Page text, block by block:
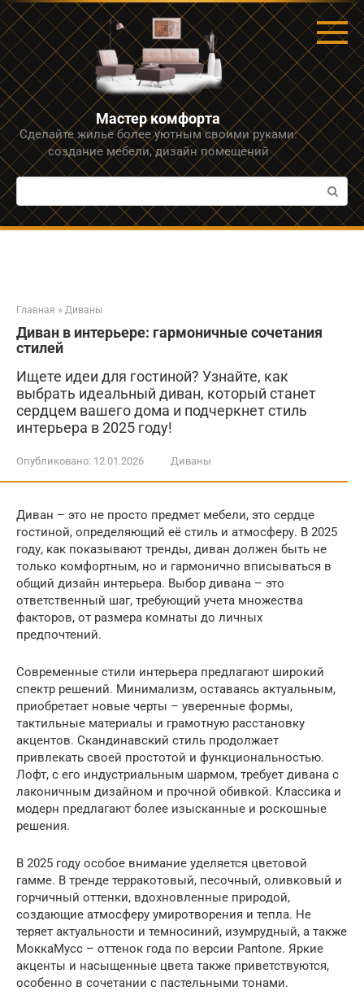
Перейти
к
контенту
Мастер комфорта
Сделайте жилье более уютным своими руками:
создание мебели, дизайн помещений
Поиск:
Главная » Диваны
Диван в интерьере: гармоничные сочетания
стилей
Ищете идеи для гостиной? Узнайте, как
выбрать идеальный диван, который станет
сердцем вашего дома и подчеркнет стиль
интерьера в 2025 году!
Опубликовано: 12.01.2026 Диваны
Диван – это не просто предмет мебели, это сердце
гостиной, определяющий её стиль и атмосферу. В 2025
году, как показывают тренды, диван должен быть не
только комфортным, но и гармонично вписываться в
общий дизайн интерьера. Выбор дивана – это
ответственный шаг, требующий учета множества
факторов, от размера комнаты до личных
предпочтений.
Современные стили интерьера предлагают широкий
спектр решений. Минимализм, оставаясь актуальным,
приобретает новые черты – уверенные формы,
тактильные материалы и грамотную расстановку
акцентов. Скандинавский стиль продолжает
привлекать своей простотой и функциональностью.
Лофт, с его индустриальным шармом, требует дивана с
лаконичным дизайном и прочной обивкой. Классика и
модерн предлагают более изысканные и роскошные
решения.
В 2025 году особое внимание уделяется цветовой
гамме. В тренде терракотовый, песочный, оливковый и
горчичный оттенки, вдохновленные природой,
создающие атмосферу умиротворения и тепла. Не
теряет актуальности и темносиний, изумрудный, а также
МоккаМусс – оттенок года по версии Pantone. Яркие
акценты и насыщенные цвета также приветствуются,
особенно в сочетании с пастельными тонами.